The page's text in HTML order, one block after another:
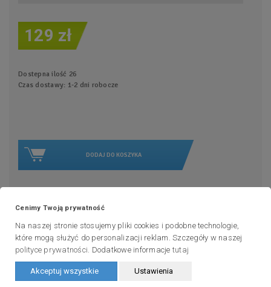
129 zł
Dostepna ilość 26
Czas dostawy: 1-2 dni robocze
DODAJ DO KOSZYKA
Zadaj pytanie
Jak zacząć nordic walking?
Od kogo kupujesz?
Cenimy Twoją prywatność
Na naszej stronie stosujemy pliki cookies i podobne technologie,
które mogą służyć do personalizacji reklam. Szczegóły w naszej
polityce prywatności. Dodatkowe informacje tutaj
Akceptuj wszystkie Ustawienia